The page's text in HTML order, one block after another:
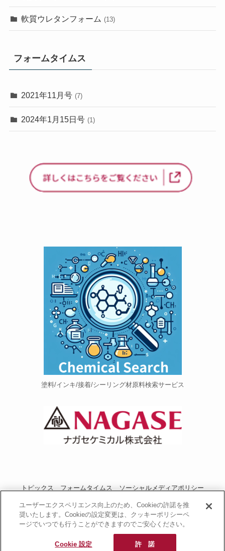
軟質ウレタンフォーム (13)
フォームタイムス
2021年11月号 (7)
2024年1月15日号 (1)
塗料/インキ/接着/シーリング材原料検索サービス
トピックス フォームタイムス
ソーシャルメディアポリシー
プライバシーポリシー
当サイトご利用にあたって
お問い合わせ
運営者情報
NAGASEグループサイト
長瀬産業コーポレートサイト
© 2020 PU Portal.
ユーザーエクスペリエンス向上のため、Cookieの許諾を推
奨いたします。Cookieの設定変更は、クッキーポリシーペ
ージでいつでも行うことができますのでご安心ください。
Cookie 設定 許 諾